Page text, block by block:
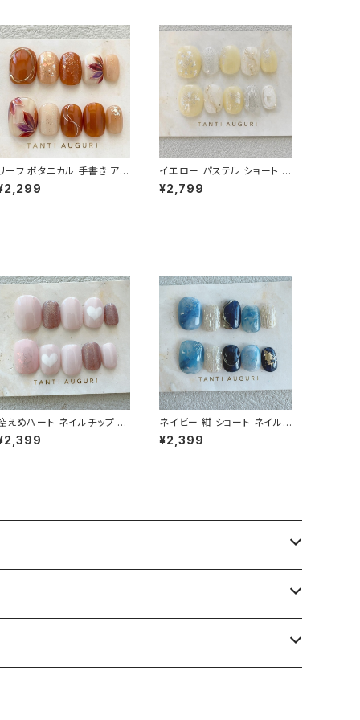
ーフ ボタニカル 手書き アー
ネイルチップ 暖色系 春 夏
ショート 短い 付け爪 葉 ゴ
イエロー パステル ショート ネ
イルチップ 付け爪 檸檬 ゴー
ルド 金 ニュアンス 20代 30
¥2,799
えめハート ネイルチップ シ
ート さりげない ラブブ はあ
ねいる 短め ガーリー 通販
ネイビー 紺 ショート ネイルチ
ップ 青系 ブルー系 群青 春
夏 秋 冬 短め 小さめ 通販サ
¥2,399